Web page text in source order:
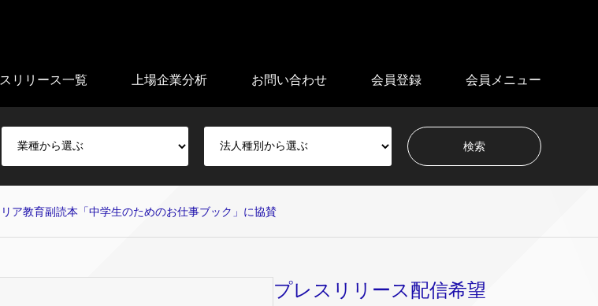
リリース一覧 上場企業分析 お問い合わせ 会員登録 会員メニュー
ア教育副読本「中学生のためのお仕事ブック」に協賛
プレスリリース配信希望